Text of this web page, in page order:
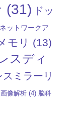
(31) ドッ
ネットワークア
モリ (13)
スディ
ミラーリ
像解析 (4) 脳科